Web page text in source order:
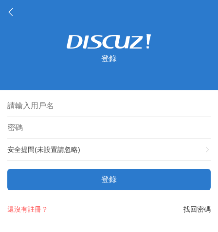
登錄
安全提問(未設置請忽略)
登錄
找回密碼
還沒有註冊？